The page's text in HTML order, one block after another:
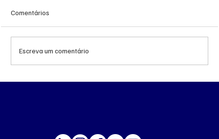
Comentários
Escreva um comentário